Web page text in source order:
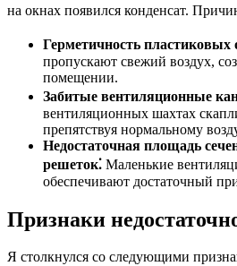
на окнах появился конденсат.
Герметичность пластиковых
пропускают свежий воздух,
помещении.
Забитые вентиляционные
вентиляционных шахтах
препятствуя нормальному
Недостаточная площадь
решеток⁚ Маленькие
обеспечивают достаточный
Признаки
Я столкнулся со следующими